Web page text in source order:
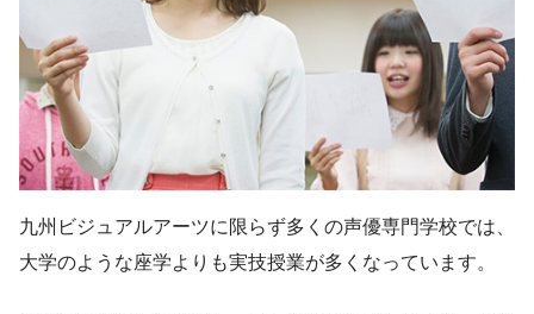
九州ビジュアルアーツに限らず多くの声優専門学校では、
大学のような座学よりも実技授業が多くなっています。